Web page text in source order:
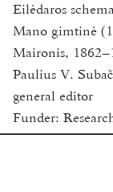
Eilėdaros
Mano gimtinė
Maironis,
Paulius V.
general editor
Funder:
Vilnius